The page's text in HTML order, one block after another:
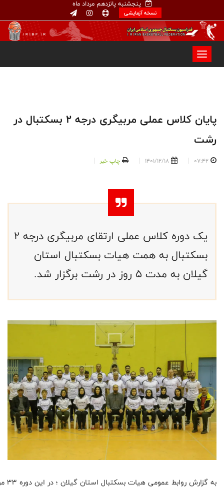
پنجشنبه پانزدهم مرداد ماه
نسخه آزمایشی
پایان کلاس عملی مربیگری درجه 2 بسکتبال در
رشت
07:42
1401/12/18 چاپ خبر
یک دوره کلاس عملی ارتقای مربیگری درجه 2
بسکتبال به همت هیات بسکتبال استان
گیلان به مدت ۵ روز در رشت برگزار شد.
به گزارش روابط عمومی هیات بسکتبال استان گیلان ؛ در این دوره ۳۳ مربی آقا و خانم که دارای مدرک مربیگری درجه ۳ بودند، جهتاخذ مدرک مربیگری درجه ۲ بسکتبال شرکت نمودند.